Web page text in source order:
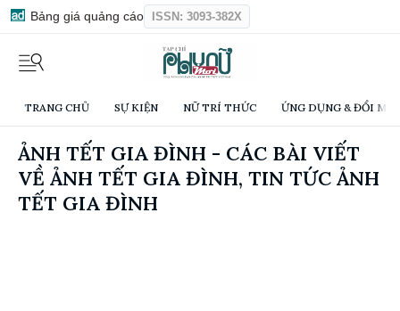
Bảng giá quảng cáo ISSN: 3093-382X
TRANG CHỦ SỰ KIỆN NỮ TRÍ THỨC ỨNG DỤNG & ĐỔI
ẢNH TẾT GIA ĐÌNH - CÁC BÀI VIẾT
VỀ ẢNH TẾT GIA ĐÌNH, TIN TỨC ẢNH
TẾT GIA ĐÌNH